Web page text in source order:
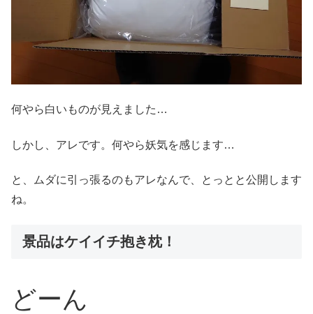
何やら白いものが見えました…
しかし、アレです。何やら妖気を感じます…
と、ムダに引っ張るのもアレなんで、とっとと公開します
ね。
景品はケイイチ抱き枕！
どーん